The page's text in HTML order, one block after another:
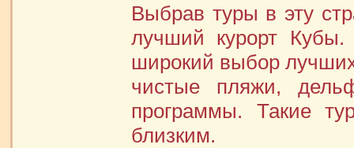
Выбрав туры в эту
лучший курорт
широкий выбор
чистые пляжи,
программы. Такие
близким.